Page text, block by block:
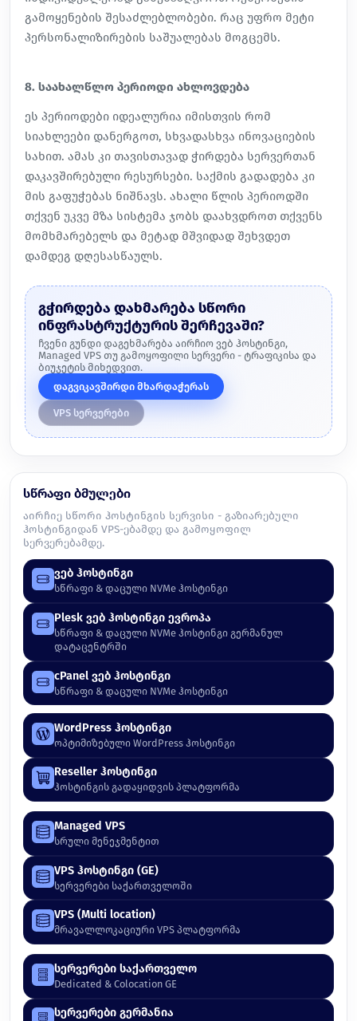
გამოყენების შესაძლებლობები. რაც უფრო მეტი
პერსონალიზირების საშუალებას მოგცემს.
8. საახალწლო პერიოდი ახლოვდება
ეს პერიოდები იდეალურია იმისთვის რომ
სიახლეები დანერგოთ, სხვადასხვა ინოვაციების
სახით. ამას კი თავისთავად ჭირდება სერვერთან
დაკავშირებული რესურსები. საქმის გადადება კი
მის გაფუჭებას ნიშნავს. ახალი წლის პერიოდში
თქვენ უკვე მზა სისტემა ჯობს დაახვდროთ თქვენს
მომხმარებელს და მეტად მშვიდად შეხვდეთ
დამდეგ დღესასწაულს.
გჭირდება დახმარება სწორი
ინფრასტრუქტურის შერჩევაში?
ჩვენი გუნდი დაგეხმარება აირჩიო ვებ ჰოსტინგი,
Managed VPS თუ გამოყოფილი სერვერი - ტრაფიკისა და
ბიუჯეტის მიხედვით.
დაგვიკავშირდი მხარდაჭერას
VPS სერვერები
სწრაფი ბმულები
აირჩიე სწორი ჰოსტინგის სერვისი - გაზიარებული
ჰოსტინგიდან VPS-ებამდე და გამოყოფილ
სერვერებამდე.
ვებ ჰოსტინგი
სწრაფი & დაცული NVMe ჰოსტინგი
Plesk ვებ ჰოსტინგი ევროპა
სწრაფი & დაცული NVMe ჰოსტინგი გერმანულ
დატაცენტრში
cPanel ვებ ჰოსტინგი
სწრაფი & დაცული NVMe ჰოსტინგი
WordPress ჰოსტინგი
ოპტიმიზებული WordPress ჰოსტინგი
Reseller ჰოსტინგი
ჰოსტინგის გადაყიდვის პლატფორმა
Managed VPS
სრული მენეჯმენტით
VPS ჰოსტინგი (GE)
სერვერები საქართველოში
VPS (Multi location)
მრავალლოკაციური VPS პლატფორმა
სერვერები საქართველო
Dedicated & Colocation GE
სერვერები გერმანია